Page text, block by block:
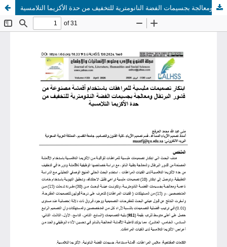
ابتكار تصميمات ملبسية للمراهقات باستخدام أقمشة مصنوعة من قشور البرتقال ومعالجة بجسيمات الفضة النانومترية للتخفيف من حدة الأكزيما التلامسية